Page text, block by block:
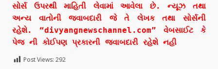
સોર્સ ઉપરથી માહિતી લેવામાં આવેલા છે. ન્યૂઝ તથા
અન્ય વાતોની જવાબદારી જે તે લેખક તથા સોર્સની
રહેશે. “divyangnewschannel.com” વેબસાઈટ કે
પેજ ની કોઈપણ પ્રકારની જવાબદારી રહેશે નહી
Post Views: 292